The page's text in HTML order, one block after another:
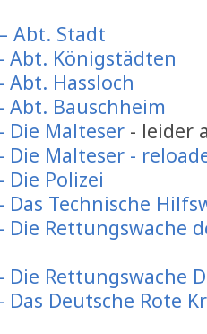
Abt. Stadt
Abt. Königstädten
Abt. Hassloch
Abt. Bauschheim
Die Malteser - leider
Die Malteser -
Die Polizei
Das Technische
Die Rettungswache
Die Rettungswache
Das Deutsche Rote